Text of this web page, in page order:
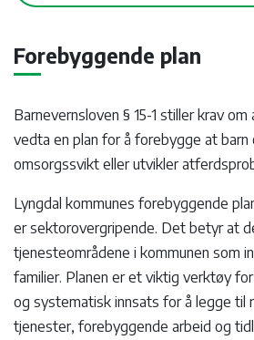
Forebyggende plan
Barnevernsloven § 15-1 stiller krav
vedta en plan for å forebygge at
omsorgssvikt eller utvikler
Lyngdal kommunes forebyggende
er sektorovergripende. Det betyr at
tjenesteområdene i kommunen som
familier. Planen er et viktig verktøy
og systematisk innsats for å legge til
tjenester, forebyggende arbeid og